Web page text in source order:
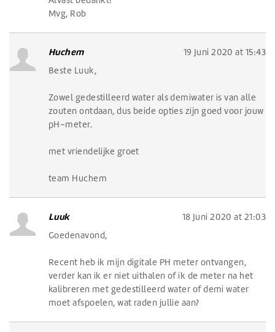
Mvg, Rob
Huchem
19 Juni 2020 at 15:43
Beste Luuk,
Zowel gedestilleerd water als demiwater is van alle
zouten ontdaan, dus beide opties zijn goed voor jouw
pH-meter.
met vriendelijke groet
team Huchem
Luuk
18 Juni 2020 at 21:03
Goedenavond,
Recent heb ik mijn digitale PH meter ontvangen,
verder kan ik er niet uithalen of ik de meter na het
kalibreren met gedestilleerd water of demi water
moet afspoelen, wat raden jullie aan?